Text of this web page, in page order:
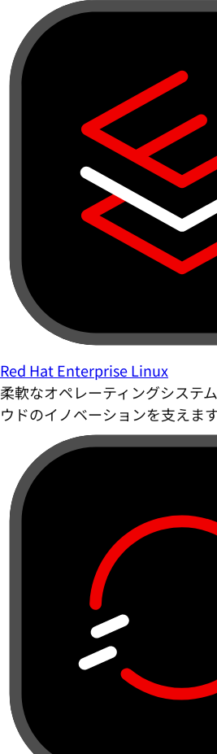
Red Hat Enterprise Linux
柔軟なオペレーティングシステ
ウドのイノベーションを支えます